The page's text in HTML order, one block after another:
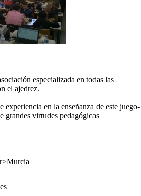
especializada en todas las
el ajedrez.
experiencia en la enseñanza de este juego-
grandes virtudes pedagógicas